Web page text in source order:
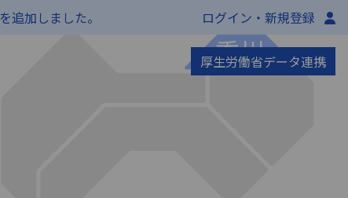
加しました。 ログイン・新規登録
厚生労働省データ連携